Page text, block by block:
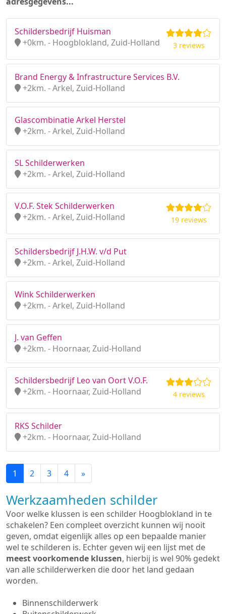
Schildersbedrijf Huisman
+0km. - Hoogblokland, Zuid-Holland
3 reviews
Brand Energy & Infrastructure Services B.V.
+2km. - Arkel, Zuid-Holland
Glascombinatie Arkel Herstel
+2km. - Arkel, Zuid-Holland
SL Schilderwerken
+2km. - Arkel, Zuid-Holland
V.O.F. Stek Schilderwerken
+2km. - Arkel, Zuid-Holland
19 reviews
Schildersbedrijf J.H.W. v/d Put
+2km. - Arkel, Zuid-Holland
Wink Schilderwerken
+2km. - Arkel, Zuid-Holland
J. van Geffen
+2km. - Hoornaar, Zuid-Holland
Schildersbedrijf Leo van Oort V.O.F.
+2km. - Hoornaar, Zuid-Holland
4 reviews
RKS Schilder
+2km. - Hoornaar, Zuid-Holland
1 2 3 4 »
Werkzaamheden schilder
Voor welke klussen is een schilder Hoogblokland in te
schakelen? Een compleet overzicht kunnen wij nooit
geven, omdat eigenlijk alles op een bepaalde manier
wel te schilderen is. Echter geven wij een lijst met de
meest voorkomende klussen, hierbij is wel 90% gedekt
van alle schilderwerken die door het land gedaan
worden.
Binnenschilderwerk